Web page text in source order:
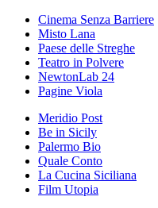
Cinema Senza Barriere
Misto Lana
Paese delle Streghe
Teatro in Polvere
NewtonLab 24
Pagine Viola
Meridio Post
Be in Sicily
Palermo Bio
Quale Conto
La Cucina Siciliana
Film Utopia